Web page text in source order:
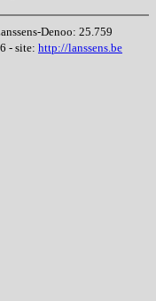
Denoo: 25.759
- site: http://lanssens.be